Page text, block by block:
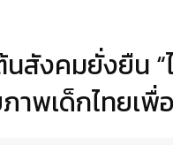
สังคมยั่งยืน “
าพเด็กไทยเพื่